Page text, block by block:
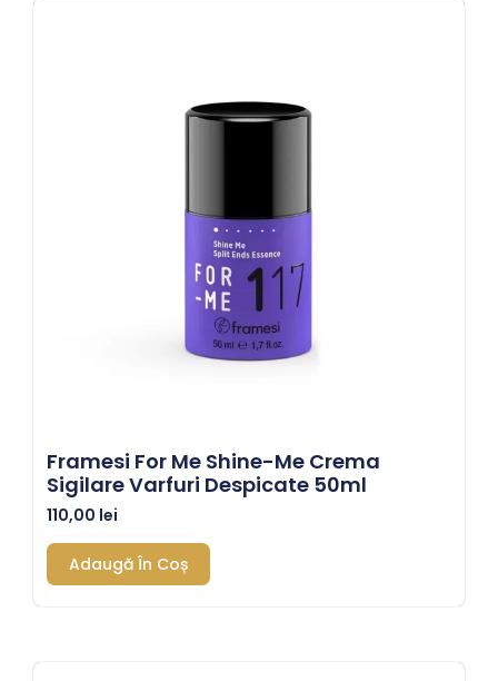
Framesi For Me Shine-Me Crema
Sigilare Varfuri Despicate 50ml
110,00 lei
Adaugă În Coș